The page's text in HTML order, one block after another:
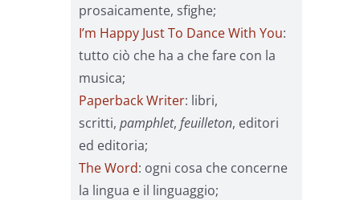
prosaicamente, sfighe;
I’m Happy Just To Dance With You:
tutto ciò che ha a che fare con la
musica;
Paperback Writer: libri,
scritti, pamphlet, feuilleton, editori
ed editoria;
The Word: ogni cosa che concerne
la lingua e il linguaggio;